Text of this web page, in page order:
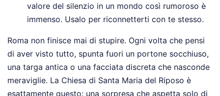
valore del silenzio in un mondo così rumoroso è
immenso. Usalo per riconnetterti con te stesso.
Roma non finisce mai di stupire. Ogni volta che pensi
di aver visto tutto, spunta fuori un portone socchiuso,
una targa antica o una facciata discreta che nasconde
meraviglie. La Chiesa di Santa Maria del Riposo è
esattamente questo: una sorpresa che aspetta solo di